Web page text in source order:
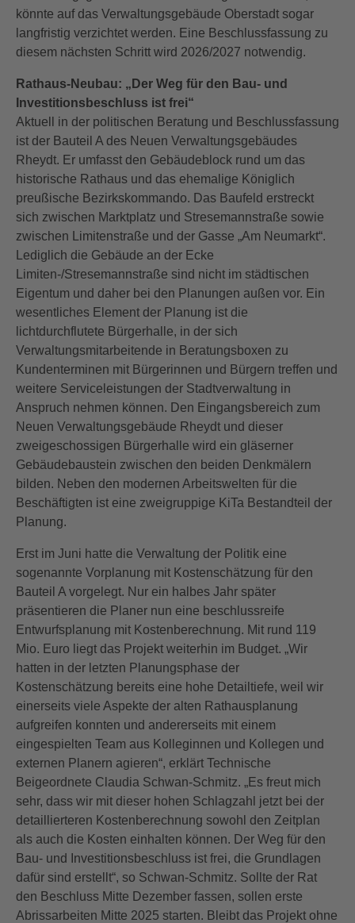
könnte auf das Verwaltungsgebäude Oberstadt sogar
langfristig verzichtet werden. Eine Beschlussfassung zu
diesem nächsten Schritt wird 2026/2027 notwendig.
Rathaus-Neubau: „Der Weg für den Bau- und
Investitionsbeschluss ist frei“
Aktuell in der politischen Beratung und Beschlussfassung
ist der Bauteil A des Neuen Verwaltungsgebäudes
Rheydt. Er umfasst den Gebäudeblock rund um das
historische Rathaus und das ehemalige Königlich
preußische Bezirkskommando. Das Baufeld erstreckt
sich zwischen Marktplatz und Stresemannstraße sowie
zwischen Limitenstraße und der Gasse „Am Neumarkt“.
Lediglich die Gebäude an der Ecke
Limiten-/Stresemannstraße sind nicht im städtischen
Eigentum und daher bei den Planungen außen vor. Ein
wesentliches Element der Planung ist die
lichtdurchflutete Bürgerhalle, in der sich
Verwaltungsmitarbeitende in Beratungsboxen zu
Kundenterminen mit Bürgerinnen und Bürgern treffen und
weitere Serviceleistungen der Stadtverwaltung in
Anspruch nehmen können. Den Eingangsbereich zum
Neuen Verwaltungsgebäude Rheydt und dieser
zweigeschossigen Bürgerhalle wird ein gläserner
Gebäudebaustein zwischen den beiden Denkmälern
bilden. Neben den modernen Arbeitswelten für die
Beschäftigten ist eine zweigruppige KiTa Bestandteil der
Planung.
Erst im Juni hatte die Verwaltung der Politik eine
sogenannte Vorplanung mit Kostenschätzung für den
Bauteil A vorgelegt. Nur ein halbes Jahr später
präsentieren die Planer nun eine beschlussreife
Entwurfsplanung mit Kostenberechnung. Mit rund 119
Mio. Euro liegt das Projekt weiterhin im Budget. „Wir
hatten in der letzten Planungsphase der
Kostenschätzung bereits eine hohe Detailtiefe, weil wir
einerseits viele Aspekte der alten Rathausplanung
aufgreifen konnten und andererseits mit einem
eingespielten Team aus Kolleginnen und Kollegen und
externen Planern agieren“, erklärt Technische
Beigeordnete Claudia Schwan-Schmitz. „Es freut mich
sehr, dass wir mit dieser hohen Schlagzahl jetzt bei der
detaillierteren Kostenberechnung sowohl den Zeitplan
als auch die Kosten einhalten können. Der Weg für den
Bau- und Investitionsbeschluss ist frei, die Grundlagen
dafür sind erstellt“, so Schwan-Schmitz. Sollte der Rat
den Beschluss Mitte Dezember fassen, sollen erste
Abrissarbeiten Mitte 2025 starten. Bleibt das Projekt ohne